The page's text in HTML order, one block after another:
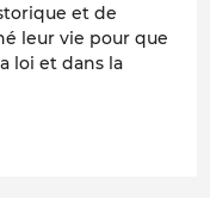
et de
leur vie pour que
loi et dans la